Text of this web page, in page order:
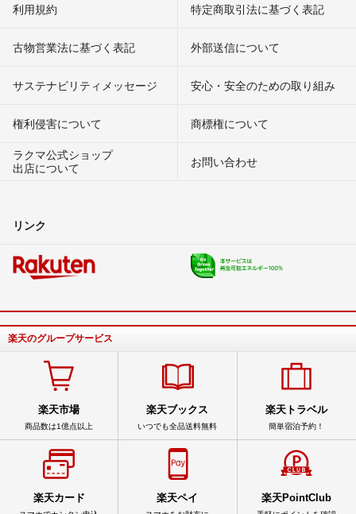
利用規約 特定商取引法に基づく表記
古物営業法に基づく表記 外部送信について
サステナビリティメッセージ 安心・安全のための取り組み
権利侵害について
商標権について
ラクマ公式ショップ
出店について
お問い合わせ
リンク
楽天のグループサービス
楽天市場
商品数は1億点以上
楽天ブックス
いつでも全品送料無料
楽天トラベル
簡単宿泊予約！
楽天カード 楽天ペイ 楽天PointClub